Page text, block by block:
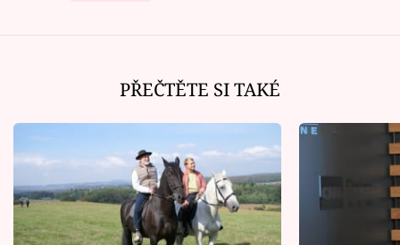
PŘEČTĚTE SI TAKÉ